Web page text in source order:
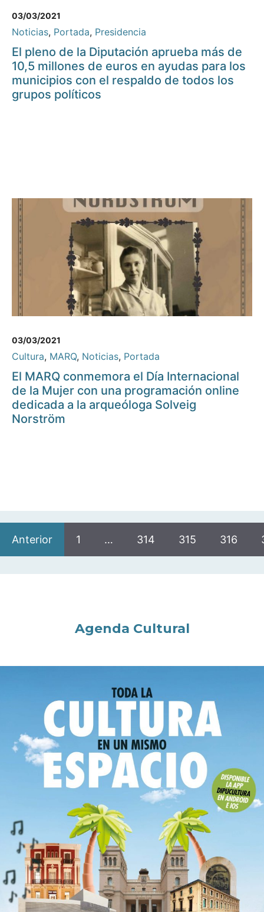
03/03/2021
Noticias, Portada, Presidencia
El pleno de la Diputación aprueba más de
10,5 millones de euros en ayudas para los
municipios con el respaldo de todos los
grupos políticos
03/03/2021
Cultura, MARQ, Noticias, Portada
El MARQ conmemora el Día Internacional
de la Mujer con una programación online
dedicada a la arqueóloga Solveig
Norström
Anterior 1 … 314 315 316
Agenda Cultural